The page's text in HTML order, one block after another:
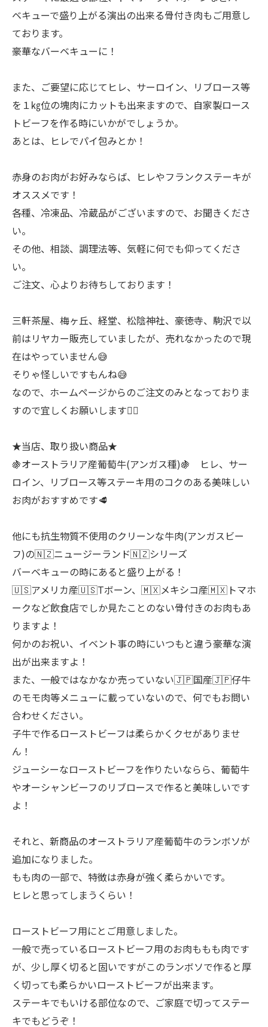
ベキューで盛り上がる演出の出来る骨付き肉もご用意し
ております。
豪華なバーベキューに！
また、ご要望に応じてヒレ、サーロイン、リブロース等
を１㎏位の塊肉にカットも出来ますので、自家製ロース
トビーフを作る時にいかがでしょうか。
あとは、ヒレでパイ包みとか！
赤身のお肉がお好みならば、ヒレやフランクステーキが
オススメです！
各種、冷凍品、冷蔵品がございますので、お聞きくださ
い。
その他、相談、調理法等、気軽に何でも仰ってくださ
い。
ご注文、心よりお待ちしております！
三軒茶屋、梅ヶ丘、経堂、松陰神社、豪徳寺、駒沢で以
前はリヤカー販売していましたが、売れなかったので現
在はやっていません😅
そりゃ怪しいですもんね😅
なので、ホームページからのご注文のみとなっておりま
すので宜しくお願いします🙇‍♂
★当店、取り扱い商品★
🍇オーストラリア産葡萄牛(アンガス種)🍇 ヒレ、サー
ロイン、リブロース等ステーキ用のコクのある美味しい
お肉がおすすめです🥩
他にも抗生物質不使用のクリーンな牛肉(アンガスビー
フ)の🇳🇿ニュージーランド🇳🇿シリーズ
バーベキューの時にあると盛り上がる！
🇺🇸アメリカ産🇺🇸Tボーン、🇲🇽メキシコ産🇲🇽トマホ
ークなど飲食店でしか見たことのない骨付きのお肉もあ
りますよ！
何かのお祝い、イベント事の時にいつもと違う豪華な演
出が出来ますよ！
また、一般ではなかなか売っていない🇯🇵国産🇯🇵仔牛
のモモ肉等メニューに載っていないので、何でもお問い
合わせください。
子牛で作るローストビーフは柔らかくクセがありませ
ん！
ジューシーなローストビーフを作りたいならら、葡萄牛
やオーシャンビーフのリブロースで作ると美味しいです
よ！
それと、新商品のオーストラリア産葡萄牛のランボソが
追加になりました。
もも肉の一部で、特徴は赤身が強く柔らかいです。
ヒレと思ってしまうくらい！
ローストビーフ用にとご用意しました。
一般で売っているローストビーフ用のお肉ももも肉です
が、少し厚く切ると固いですがこのランボソで作ると厚
く切っても柔らかいローストビーフが出来ます。
ステーキでもいける部位なので、ご家庭で切ってステー
キでもどうぞ！